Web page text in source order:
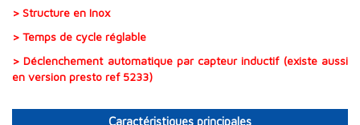
> Structure en Inox
> Temps de cycle réglable
> Déclenchement automatique par capteur inductif (existe aussi
en version presto ref 5233)
Caractéristiques principales